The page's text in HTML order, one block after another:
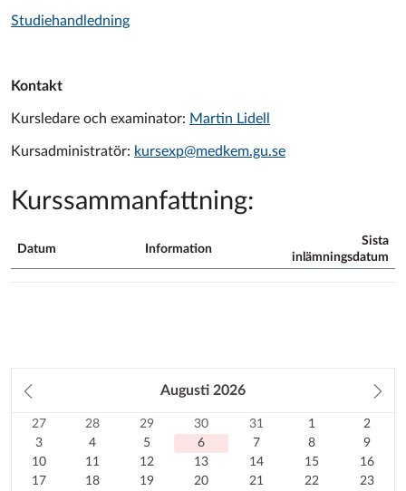
Studiehandledning
Kontakt
Kursledare och examinator: Martin Lidell
Kursadministratör: kursexp@medkem.gu.se
Kurssammanfattning:
Datum Information
Sista
inlämningsdatum
Augusti 2026
Kalender
Söndag MåndagTisdag Onsdag Torsdag Fredag
27
July
2026
27
Föregående
månad
28
July
2026
28
Föregående
månad
29
July
2026
29
Föregående
månad
30
July
2026
30
Föregående
månad
31
July
2026
31
Föregående
månad
1
August
2026
1
2
August
2026
2
3
August
2026
3
4
August
2026
4
5
August
2026
5
6
August
2026
6
7
August
2026
7
8
August
2026
8
9
August
2026
9
10
August
10
11
August
11
12
August
12
13
August
13
14
August
14
15
August
15
16
August
16
17
17 18
18 19
19 20
20 21
21 22
22 23
23